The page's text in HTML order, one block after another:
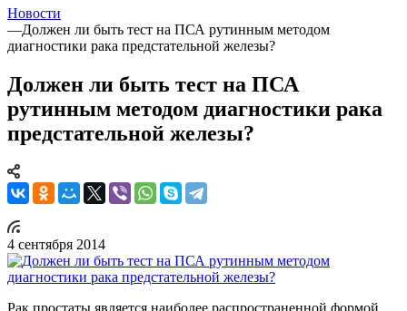
Новости
—Должен ли быть тест на ПСА рутинным методом
диагностики рака предстательной железы?
Должен ли быть тест на ПСА
рутинным методом диагностики рака
предстательной железы?
4 сентября 2014
Рак простаты является наиболее распространенной формой